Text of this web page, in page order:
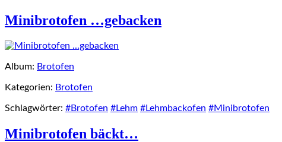
Minibrotofen …gebacken
Album: Brotofen
Kategorien: Brotofen
Schlagwörter: #Brotofen #Lehm #Lehmbackofen #Minibrotofen
Minibrotofen bäckt…